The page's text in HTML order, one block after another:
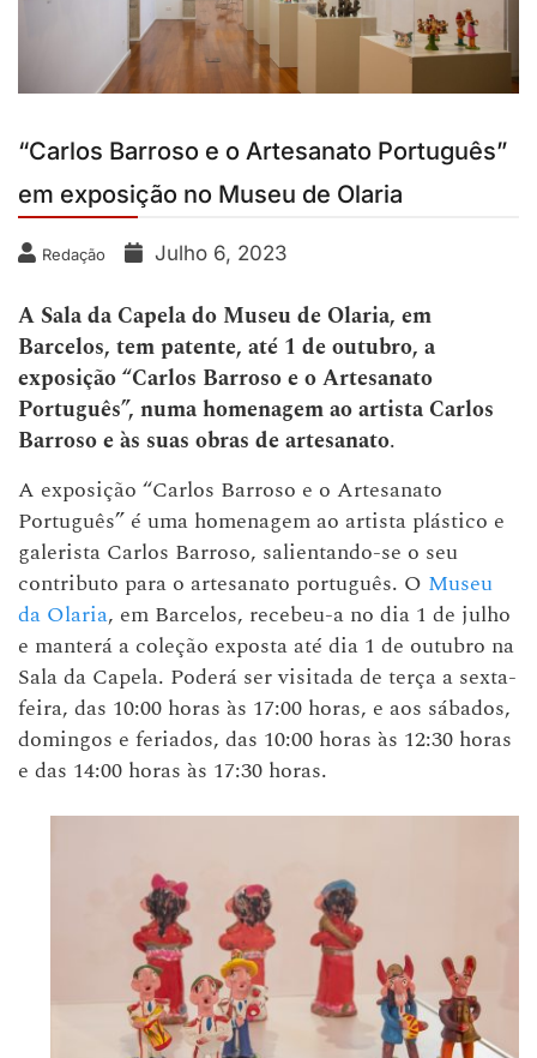
“Carlos Barroso e o Artesanato Português”
em exposição no Museu de Olaria
Redação Julho 6, 2023
A Sala da Capela do Museu de Olaria, em
Barcelos, tem patente, até 1 de outubro, a
exposição “Carlos Barroso e o Artesanato
Português”, numa homenagem ao artista Carlos
Barroso e às suas obras de artesanato.
A exposição “Carlos Barroso e o Artesanato
Português” é uma homenagem ao artista plástico e
galerista Carlos Barroso, salientando-se o seu
contributo para o artesanato português. O Museu
da Olaria, em Barcelos, recebeu-a no dia 1 de julho
e manterá a coleção exposta até dia 1 de outubro na
Sala da Capela. Poderá ser visitada de terça a sexta-
feira, das 10:00 horas às 17:00 horas, e aos sábados,
domingos e feriados, das 10:00 horas às 12:30 horas
e das 14:00 horas às 17:30 horas.